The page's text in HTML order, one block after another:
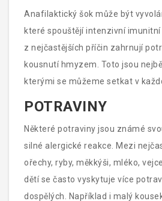
Anafilaktický šok může být
které spouštějí intenzivní imunitní
z nejčastějších příčin zahrnují
kousnutí hmyzem. Toto jsou
kterými se můžeme setkat v
POTRAVINY
Některé potraviny jsou známé
silné alergické reakce. Mezi
ořechy, ryby, měkkýši, mléko,
dětí se často vyskytuje více
dospělých. Například i malý